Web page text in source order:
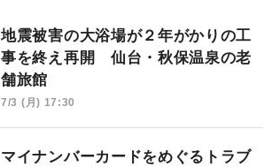
地震被害の大浴場が２年がかりの工
事を終え再開 仙台・秋保温泉の老
舗旅館
7/3 (月) 17:30
マイナンバーカードをめぐるトラブ